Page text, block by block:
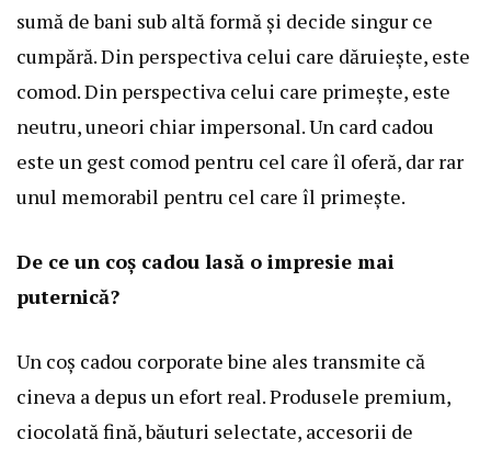
sumă de bani sub altă formă și decide singur ce
cumpără. Din perspectiva celui care dăruiește, este
comod. Din perspectiva celui care primește, este
neutru, uneori chiar impersonal. Un card cadou
este un gest comod pentru cel care îl oferă, dar rar
unul memorabil pentru cel care îl primește.
De ce un coș cadou lasă o impresie mai
puternică?
Un coș cadou corporate bine ales transmite că
cineva a depus un efort real. Produsele premium,
ciocolată fină, băuturi selectate, accesorii de